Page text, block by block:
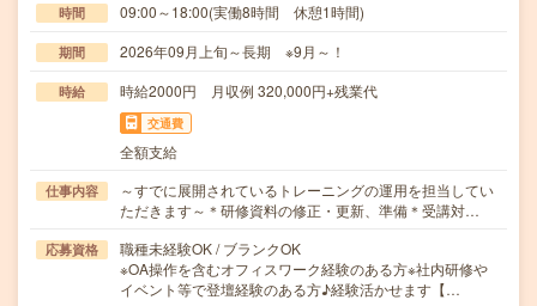
時間 09:00～18:00(実働8時間 休憩1時間)
期間 2026年09月上旬～長期 ※9月～！
時給 時給2000円 月収例 320,000円+残業代
交通費
全額支給
仕事内容
～すでに展開されているトレーニングの運用を担当してい
ただきます～＊研修資料の修正・更新、準備＊受講対…
応募資格
職種未経験OK / ブランクOK
※OA操作を含むオフィスワーク経験のある方※社内研修や
イベント等で登壇経験のある方♪経験活かせます【…